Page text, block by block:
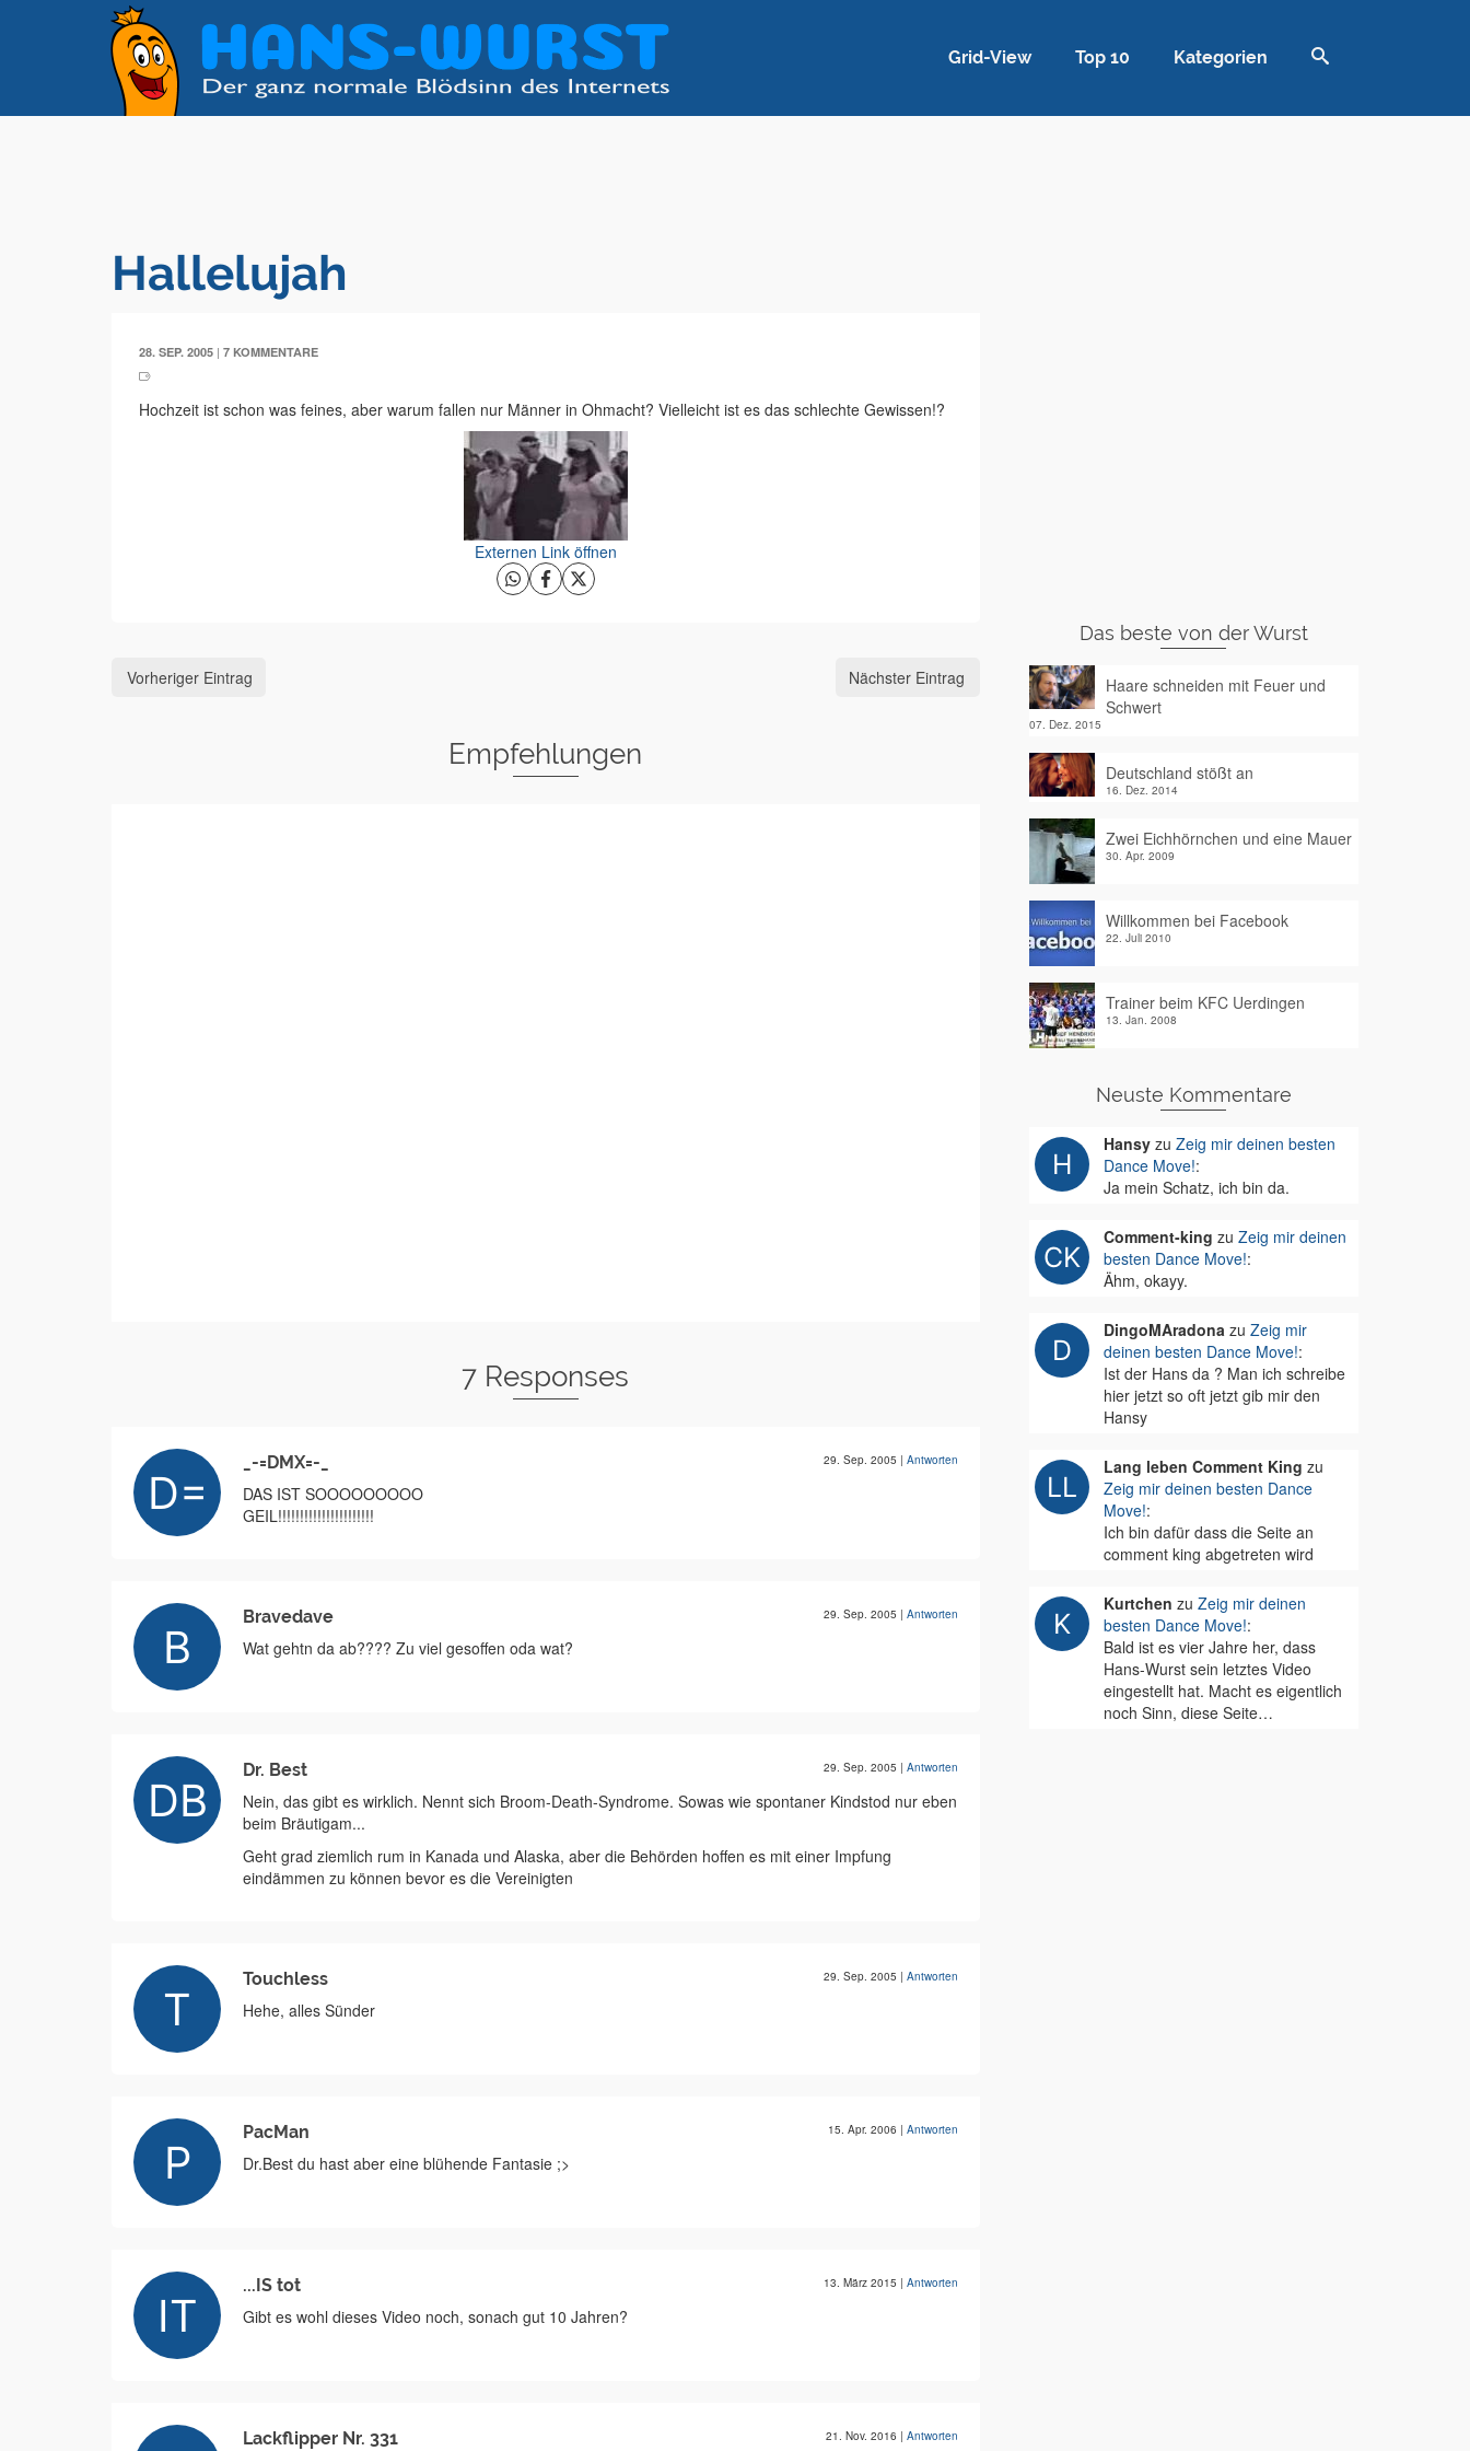
Grid-View Top 10 Kategorien
Hallelujah
28. SEP. 2005 | 7 KOMMENTARE
Hochzeit ist schon was feines, aber warum fallen nur Männer in Ohmacht? Vielleicht ist es das schlechte Gewissen!?
Externen Link öffnen
Vorheriger Eintrag Nächster Eintrag
Empfehlungen
7 Responses
_-=DMX=-_ 29. Sep. 2005 | Antworten
DAS IST SOOOOOOOOO
GEIL!!!!!!!!!!!!!!!!!!!!!!
Bravedave 29. Sep. 2005 | Antworten
Wat gehtn da ab???? Zu viel gesoffen oda wat?
Dr. Best 29. Sep. 2005 | Antworten
Nein, das gibt es wirklich. Nennt sich Broom-Death-Syndrome. Sowas wie spontaner Kindstod nur eben
beim Bräutigam...
Geht grad ziemlich rum in Kanada und Alaska, aber die Behörden hoffen es mit einer Impfung
eindämmen zu können bevor es die Vereinigten
Touchless 29. Sep. 2005 | Antworten
Hehe, alles Sünder
PacMan 15. Apr. 2006 | Antworten
Dr.Best du hast aber eine blühende Fantasie ;>
...IS tot 13. März 2015 | Antworten
Gibt es wohl dieses Video noch, sonach gut 10 Jahren?
Lackflipper Nr. 331 21. Nov. 2016 | Antworten
Das beste von der Wurst
Haare schneiden mit Feuer und
Schwert
07. Dez. 2015
Deutschland stößt an
16. Dez. 2014
Zwei Eichhörnchen und eine Mauer
30. Apr. 2009
Willkommen bei Facebook
22. Juli 2010
Trainer beim KFC Uerdingen
13. Jan. 2008
Neuste Kommentare
Hansyzu Zeig mir deinen besten
Dance Move!:
Ja mein Schatz, ich bin da.
Comment-king zu Zeig mir deinen
besten Dance Move!:
Ähm, okayy.
DingoMAradonazu Zeig mir
deinen besten Dance Move!:
Ist der Hans da ? Man ich schreibe
hier jetzt so oft jetzt gib mir den
Hansy
Lang leben Comment King zu
Zeig mir deinen besten Dance
Move!:
Ich bin dafür dass die Seite an
comment king abgetreten wird
Kurtchen zu Zeig mir deinen
besten Dance Move!:
Bald ist es vier Jahre her, dass
Hans-Wurst sein letztes Video
eingestellt hat. Macht es eigentlich
noch Sinn, diese Seite…